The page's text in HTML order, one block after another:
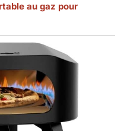
au gaz pour